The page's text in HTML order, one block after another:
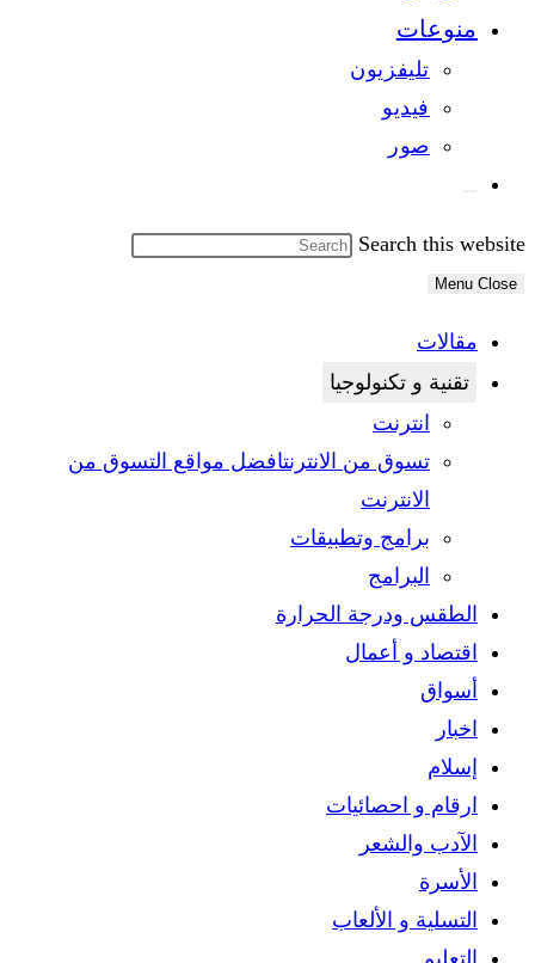
منوعات
تليفزيون
فيديو
صور
Search this website
Menu Close
مقالات
تقنية و تكنولوجيا
انترنت
تسوق من الانترنتافضل مواقع التسوق من
الانترنت
برامج وتطبيقات
البرامج
الطقس ودرجة الحرارة
اقتصاد و أعمال
أسواق
اخبار
إسلام
ارقام و احصائيات
الآدب والشعر
الأسرة
التسلية و الألعاب
التعليم